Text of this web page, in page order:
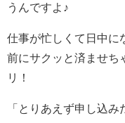
うんですよ♪
仕事が忙しくて日中に
前にサクッと済ませち
リ！
「とりあえず申し込み